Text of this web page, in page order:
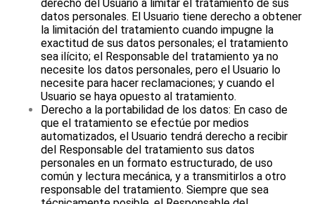
derecho del Usuario a limitar el tratamiento de sus
datos personales. El Usuario tiene derecho a obtener
la limitación del tratamiento cuando impugne la
exactitud de sus datos personales; el tratamiento
sea ilícito; el Responsable del tratamiento ya no
necesite los datos personales, pero el Usuario lo
necesite para hacer reclamaciones; y cuando el
Usuario se haya opuesto al tratamiento.
Derecho a la portabilidad de los datos: En caso de
que el tratamiento se efectúe por medios
automatizados, el Usuario tendrá derecho a recibir
del Responsable del tratamiento sus datos
personales en un formato estructurado, de uso
común y lectura mecánica, y a transmitirlos a otro
responsable del tratamiento. Siempre que sea